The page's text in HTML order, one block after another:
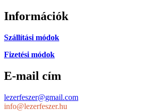
Információk
Szállítási módok
Fizetési módok
E-mail cím
lezerfeszer@gmail.com
info@lezerfeszer.hu